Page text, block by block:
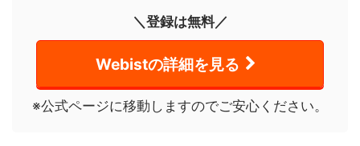
＼登録は無料／
Webistの詳細を見る
※公式ページに移動しますのでご安心ください。